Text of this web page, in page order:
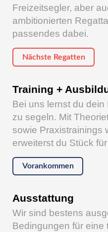
Freizeitsegler, aber
ambitionierten
passendes dabei.
Nächste Regatten
Training +
Bei uns lernst du
zu segeln. Mit
sowie Praxistrainings
erweiterst du Stück
Vorankommen
Ausstattung
Wir sind bestens
Bedingungen für eine